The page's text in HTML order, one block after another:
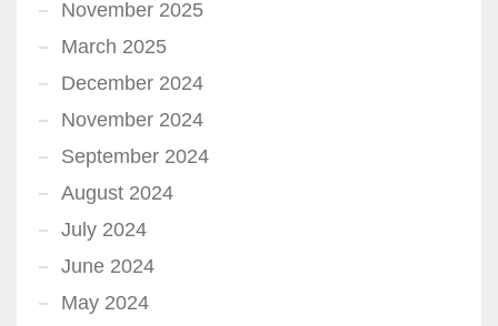
November 2025
March 2025
December 2024
November 2024
September 2024
August 2024
July 2024
June 2024
May 2024